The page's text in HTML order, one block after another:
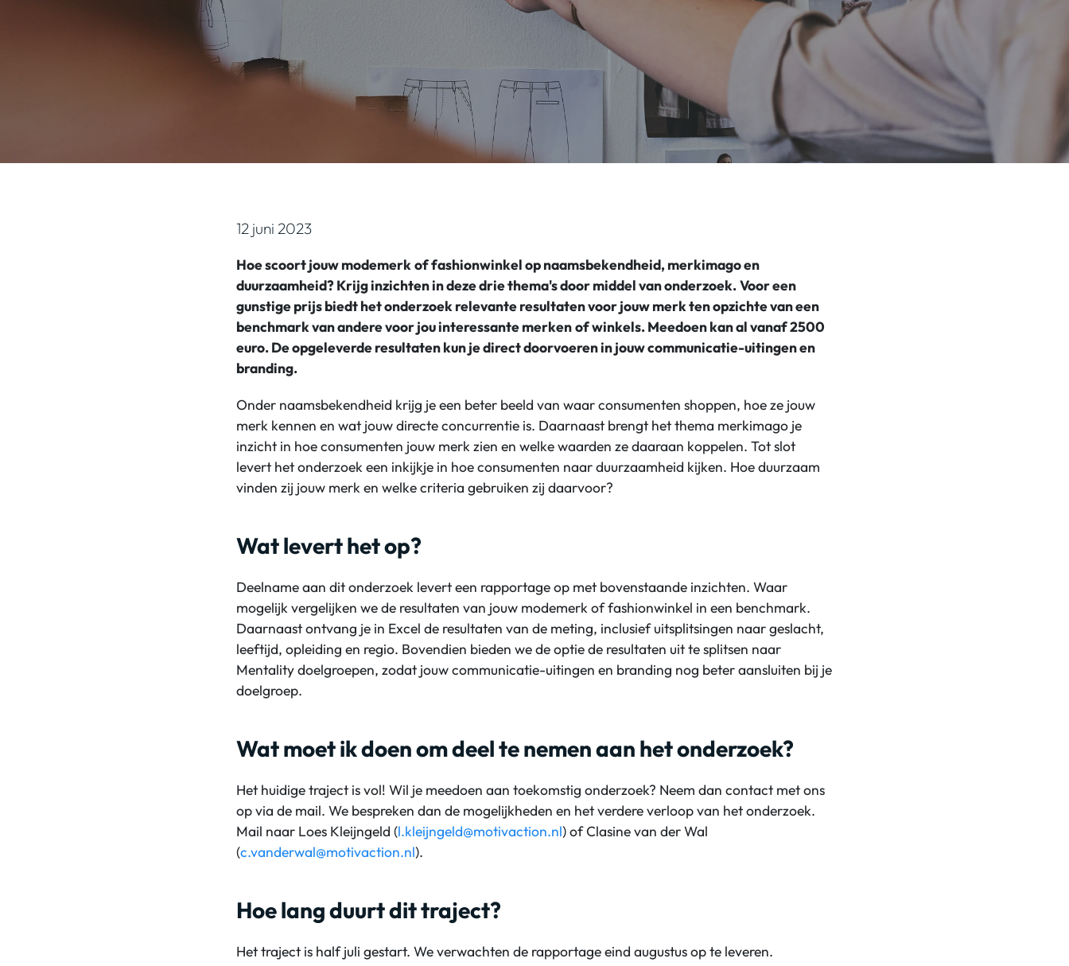
12 juni 2023
Hoe scoort jouwmodemerkoffashionwinkelop naamsbekendheid, merkimago en
duurzaamheid? Krijginzichtenin dezedriethema's door middel van onderzoek.Voor een
gunstige prijs biedt het onderzoekrelevante resultatenvoor jouw merk ten opzichte van een
benchmark van andere voor jouinteressante merkenof winkels.Meedoen kan al vanaf 2500
euro.Deopgeleverderesultaten kun je directdoorvoeren injouw communicatie-uitingen en
branding.
Onder naamsbekendheid krijg je een beter beeld van waar consumenten shoppen, hoe ze jouw
merk kennen en wat jouw directe concurrentie is. Daarnaast brengt het thema merkimago je
inzicht in hoe consumenten jouw merk zien en welke waarden ze daaraan koppelen. Tot slot
levert het onderzoekeen inkijkje in hoe consumenten naar duurzaamheid kijken. Hoe duurzaam
vinden zij jouw merk en welke criteria gebruiken zij daarvoor?
Wat levert het op?
Deelname aan dit onderzoek levert een rapportage op met bovenstaande inzichten. Waar
mogelijk vergelijken we de resultaten van jouw modemerk of fashionwinkel in een benchmark.
Daarnaast ontvang je in Excel de resultaten van de meting, inclusief uitsplitsingen naar geslacht,
leeftijd, opleiding en regio. Bovendien bieden we de optie de resultaten uit te splitsen naar
Mentality doelgroepen, zodat jouw communicatie-uitingen en branding nog beter aansluiten bij je
doelgroep.
Wat moet ik doen om deel te nemen aan het onderzoek?
Het huidige traject is vol! Wil je meedoen aan toekomstig onderzoek? Neem dan contact met ons
op via de mail. We bespreken dan de mogelijkheden en het verdere verloop van het onderzoek.
Mail naar Loes Kleijngeld (l.kleijngeld@motivaction.nl) of Clasine van der Wal
(c.vanderwal@motivaction.nl).
Hoe lang duurt dit traject?
Het traject is half juli gestart. We verwachten de rapportage eind augustus op te leveren.